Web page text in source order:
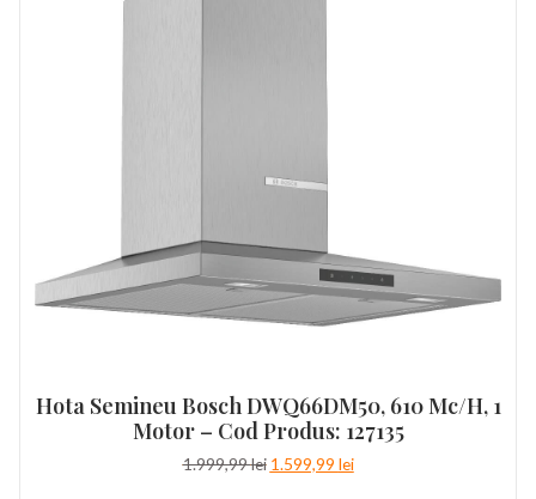
Hota Semineu Bosch DWQ66DM50, 610 Mc/h, 1
Motor – Cod Produs: 127135
1.999,99lei Prețul
1.599,99 leiPrețul